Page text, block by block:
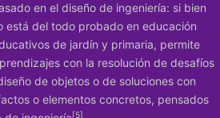
en el diseño de ingeniería: si bien
está del todo probado en educación
de jardín y primaria, permite
con la resolución de desafíos
de objetos o de soluciones con
o elementos concretos, pensados
[5]